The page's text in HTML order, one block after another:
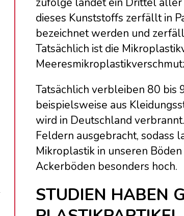
dieses Kunststoffs zerfällt in
bezeichnet werden und
Tatsächlich ist die
Tatsächlich verbleiben 80 bis
beispielsweise aus
wird in Deutschland
Feldern ausgebracht, sodass
Mikroplastik in unseren
Ackerböden besonders hoch.
STUDIEN HABEN